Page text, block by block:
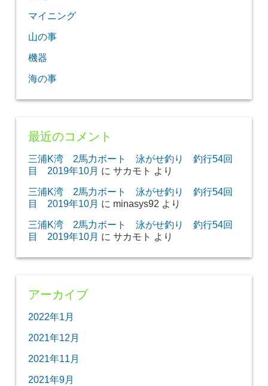
マイニング
山の事
機器
海の事
最近のコメント
三浦K湾 2馬力ボート 泳がせ釣り 釣行54回
目 2019年10月 に サカモト より
三浦K湾 2馬力ボート 泳がせ釣り 釣行54回
目 2019年10月 に minasys92 より
三浦K湾 2馬力ボート 泳がせ釣り 釣行54回
目 2019年10月 に サカモト より
アーカイブ
2022年1月
2021年12月
2021年11月
2021年9月